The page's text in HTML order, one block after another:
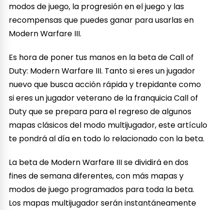
modos de juego, la progresión en el juego y las
recompensas que puedes ganar para usarlas en
Modern Warfare III.
Es hora de poner tus manos en la beta de Call of
Duty: Modern Warfare III. Tanto si eres un jugador
nuevo que busca acción rápida y trepidante como
si eres un jugador veterano de la franquicia Call of
Duty que se prepara para el regreso de algunos
mapas clásicos del modo multijugador, este artículo
te pondrá al día en todo lo relacionado con la beta.
La beta de Modern Warfare III se dividirá en dos
fines de semana diferentes, con más mapas y
modos de juego programados para toda la beta.
Los mapas multijugador serán instantáneamente